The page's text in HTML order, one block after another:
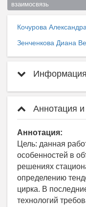
взаимосвязь
Кочурова
Зенченкова Диана
Информация
Аннотация
Аннотация:
Цель: данная
особенностей в
решениях
определению
цирка. В
технологий